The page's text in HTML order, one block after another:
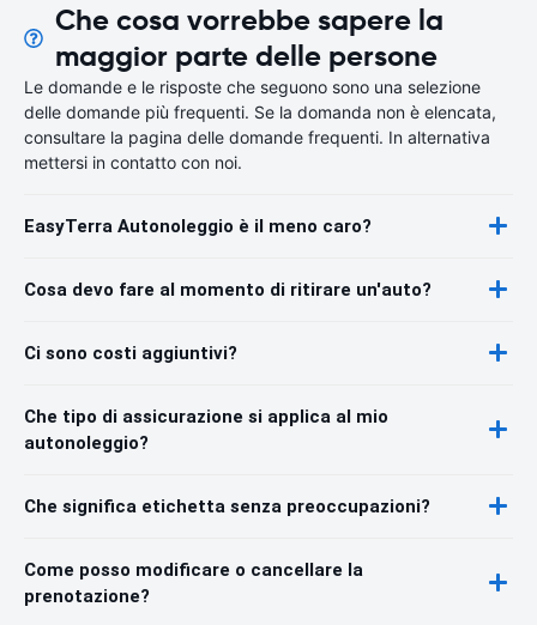
Che cosa vorrebbe sapere la
maggior parte delle persone
Le domande e le risposte che seguono sono una selezione
delle domande più frequenti. Se la domanda non è elencata,
consultare la pagina delle domande frequenti. In alternativa
mettersi in contatto con noi.
EasyTerra Autonoleggio è il meno caro?
Cosa devo fare al momento di ritirare un'auto?
Ci sono costi aggiuntivi?
Che tipo di assicurazione si applica al mio
autonoleggio?
Che significa etichetta senza preoccupazioni?
Come posso modificare o cancellare la
prenotazione?